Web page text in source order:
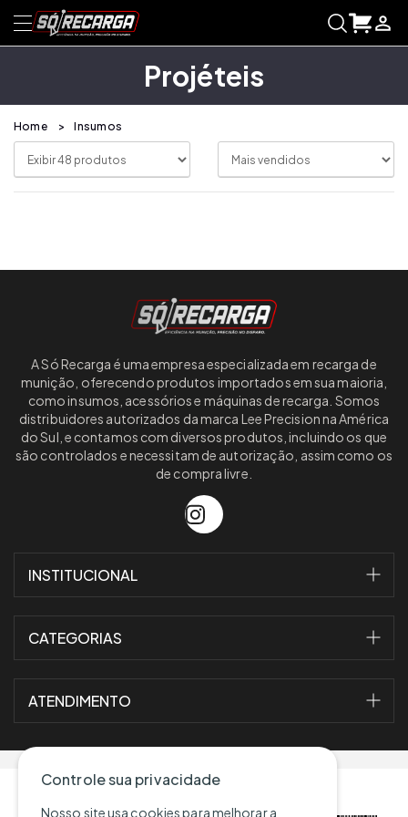
Projéteis
Home Insumos
A Só Recarga é uma empresa especializada em recarga de
munição, oferecendo produtos importados em sua maioria,
como insumos, acessórios e máquinas de recarga. Somos
distribuidores autorizados da marca Lee Precision na América
do Sul, e contamos com diversos produtos, incluindo os que
são controlados e necessitam de autorização, assim como os
de compra livre.
INSTITUCIONAL
CATEGORIAS
ATENDIMENTO
Formas de pagamento
Controle sua privacidade
Nosso site usa cookies para melhorar a